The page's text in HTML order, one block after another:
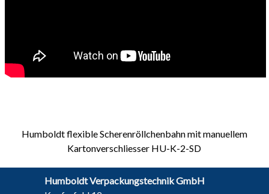
Humboldt flexible Scherenröllchenbahn mit manuellem
Kartonverschliesser HU-K-2-SD
Humboldt Verpackungstechnik GmbH